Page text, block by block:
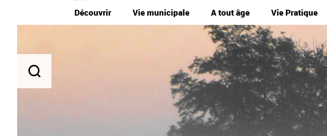
Découvrir Vie municipale A tout âge Vie Pratique